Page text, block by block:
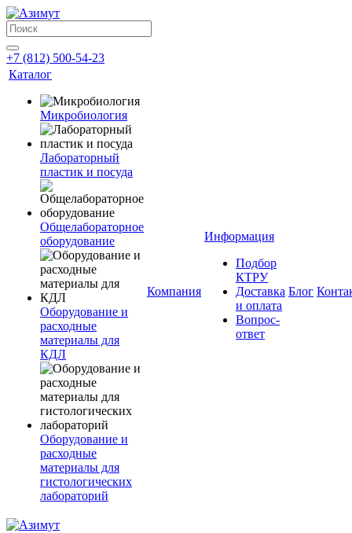
+7 (812) 500-54-23
Каталог
Микробиология
Лабораторный
пластик и посуда
Общелабораторное
оборудование
Оборудование и
расходные
материалы для
КДЛ
Оборудование и
расходные
материалы для
гистологических
лабораторий
Компания
Информация
Подбор
КТРУ
Доставка
и оплата
Вопрос-
ответ
Блог